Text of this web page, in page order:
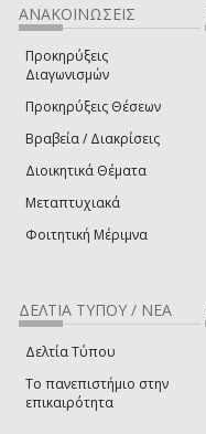
ΑΝΑΚΟΙΝΩΣΕΙΣ
Προκηρύξεις
Διαγωνισμών
Προκηρύξεις Θέσεων
Βραβεία / Διακρίσεις
Διοικητικά Θέματα
Μεταπτυχιακά
Φοιτητική Μέριμνα
ΔΕΛΤΙΑ ΤΥΠΟΥ / ΝΕΑ
Δελτία Τύπου
Το πανεπιστήμιο στην
επικαιρότητα